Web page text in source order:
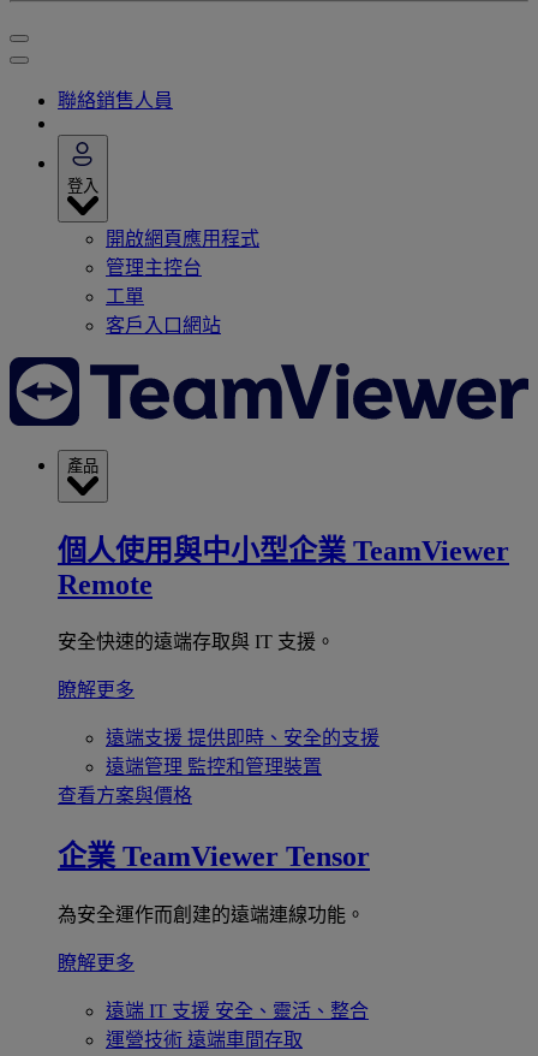
聯絡銷售人員
登入
開啟網頁應用程式
管理主控台
工單
客戶入口網站
產品
個人使用與中小型企業 TeamViewer
Remote
安全快速的遠端存取與 IT 支援。
瞭解更多
遠端支援 提供即時、安全的支援
遠端管理 監控和管理裝置
查看方案與價格
企業 TeamViewer Tensor
為安全運作而創建的遠端連線功能。
瞭解更多
遠端 IT 支援 安全、靈活、整合
運營技術 遠端車間存取